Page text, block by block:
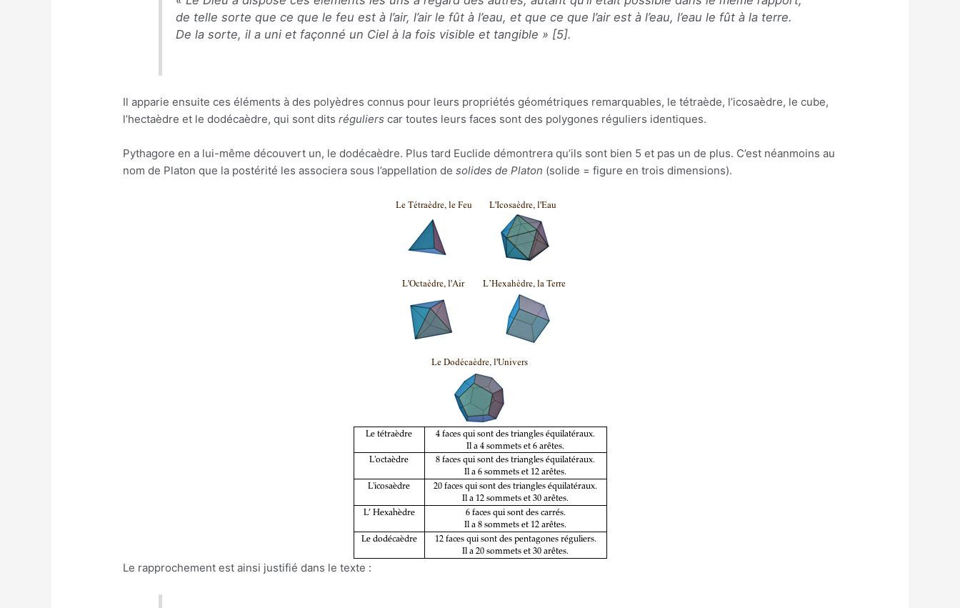
de telle sorte que ce que le feu est à l’air, l’air le fût à l’eau, et que ce que l’air est à l’eau, l’eau le fût à la terre.
De la sorte, il a uni et façonné un Ciel à la fois visible et tangible » [5].
Il apparie ensuite ces éléments à des polyèdres connus pour leurs propriétés géométriques remarquables, le tétraède, l’icosaèdre, le cube,
l’hectaèdre et le dodécaèdre, qui sont ditsréguliers car toutes leurs faces sont des polygones réguliers identiques.
Pythagore en a lui-même découvert un, le dodécaèdre. Plus tard Euclide démontrera qu’ils sont bien 5 et pas un de plus. C’est néanmoins au
nom de Platon que la postérité les associera sous l’appellation desolides de Platon (solide = figure en trois dimensions).
Le rapprochement est ainsi justifié dans le texte :